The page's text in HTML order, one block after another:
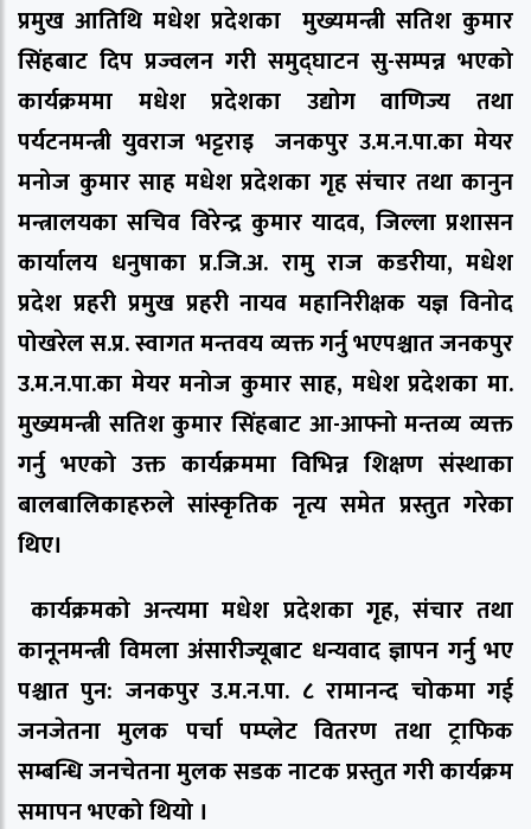
प्रमुख आतिथि मधेश प्रदेशका मुख्यमन्त्री सतिश कुमार
सिंहबाट दिप प्रज्वलन गरी समुद्घाटन सु-सम्पन्न भएको
कार्यक्रममा मधेश प्रदेशका उद्योग वाणिज्य तथा
पर्यटनमन्त्री युवराज भट्टराइ जनकपुर उ.म.न.पा.का मेयर
मनोज कुमार साह मधेश प्रदेशका गृह संचार तथा कानुन
मन्त्रालयका सचिव विरेन्द्र कुमार यादव, जिल्ला प्रशासन
कार्यालय धनुषाका प्र.जि.अ. रामु राज कडरीया, मधेश
प्रदेश प्रहरी प्रमुख प्रहरी नायव महानिरीक्षक यज्ञ विनोद
पोखरेल स.प्र. स्वागत मन्तवय व्यक्त गर्नु भएपश्चात जनकपुर
उ.म.न.पा.का मेयर मनोज कुमार साह, मधेश प्रदेशका मा.
मुख्यमन्त्री सतिश कुमार सिंहबाट आ-आफ्नो मन्तव्य व्यक्त
गर्नु भएको उक्त कार्यक्रममा विभिन्न शिक्षण संस्थाका
बालबालिकाहरुले सांस्कृतिक नृत्य समेत प्रस्तुत गरेका
थिए।
कार्यक्रमको अन्त्यमा मधेश प्रदेशका गृह, संचार तथा
कानूनमन्त्री विमला अंसारीज्यूबाट धन्यवाद ज्ञापन गर्नु भए
पश्चात पुन: जनकपुर उ.म.न.पा. ८ रामानन्द चोकमा गई
जनजेतना मुलक पर्चा पम्प्लेट वितरण तथा ट्राफिक
सम्बन्धि जनचेतना मुलक सडक नाटक प्रस्तुत गरी कार्यक्रम
समापन भएको थियो ।